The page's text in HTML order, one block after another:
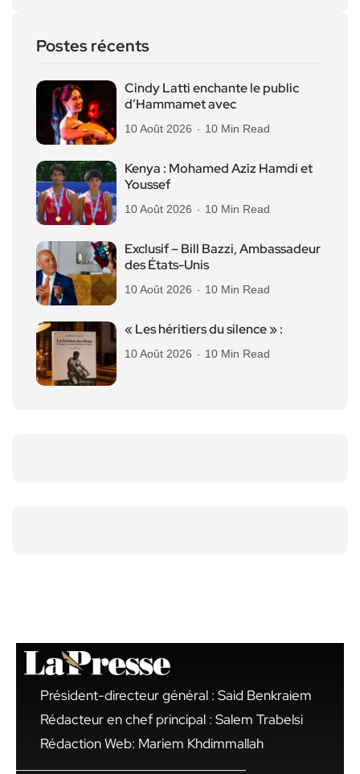
Postes récents
Cindy Latti enchante le public
d’Hammamet avec
10 Août 2026 10 Min Read
Kenya : Mohamed Aziz Hamdi et
Youssef
10 Août 2026 10 Min Read
Exclusif – Bill Bazzi, Ambassadeur
des États-Unis
10 Août 2026 10 Min Read
« Les héritiers du silence » :
10 Août 2026 10 Min Read
Président-directeur général : Said Benkraiem
Rédacteur en chef principal : Salem Trabelsi
Rédaction Web: Mariem Khdimmallah